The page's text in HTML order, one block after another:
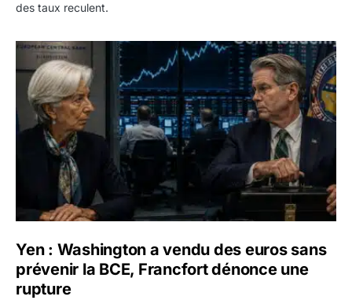
des taux reculent.
Yen : Washington a vendu des euros sans prévenir la
Yen : Washington a vendu des euros sans
prévenir la BCE, Francfort dénonce une
rupture